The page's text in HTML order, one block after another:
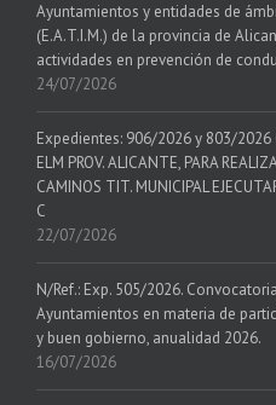
Ayuntamientos y entidades de
(E.A.T.I.M.) de la provincia de
actividades en prevención de
24/07/2026
Expedientes: 906/2026 y 803/2026
ELM PROV. ALICANTE, PARA
CAMINOS TIT. MUNICIPAL
C
22/07/2026
N/Ref.: Exp. 505/2026.
Ayuntamientos en materia de
y buen gobierno, anualidad 2026.
16/07/2026